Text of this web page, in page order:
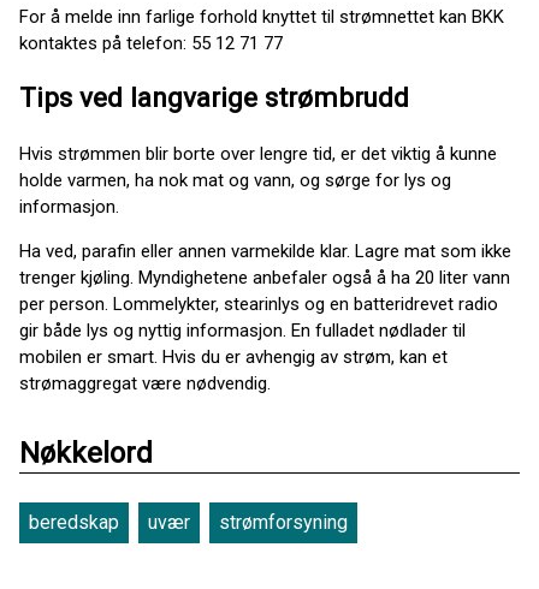
For å melde inn farlige forhold knyttet til strømnettet kan BKK
kontaktes på telefon: 55 12 71 77
Tips ved langvarige strømbrudd
Hvis strømmen blir borte over lengre tid, er det viktig å kunne
holde varmen, ha nok mat og vann, og sørge for lys og
informasjon.
Ha ved, parafin eller annen varmekilde klar. Lagre mat som ikke
trenger kjøling. Myndighetene anbefaler også å ha 20 liter vann
per person. Lommelykter, stearinlys og en batteridrevet radio
gir både lys og nyttig informasjon. En fulladet nødlader til
mobilen er smart. Hvis du er avhengig av strøm, kan et
strømaggregat være nødvendig.
Nøkkelord
beredskap uvær strømforsyning